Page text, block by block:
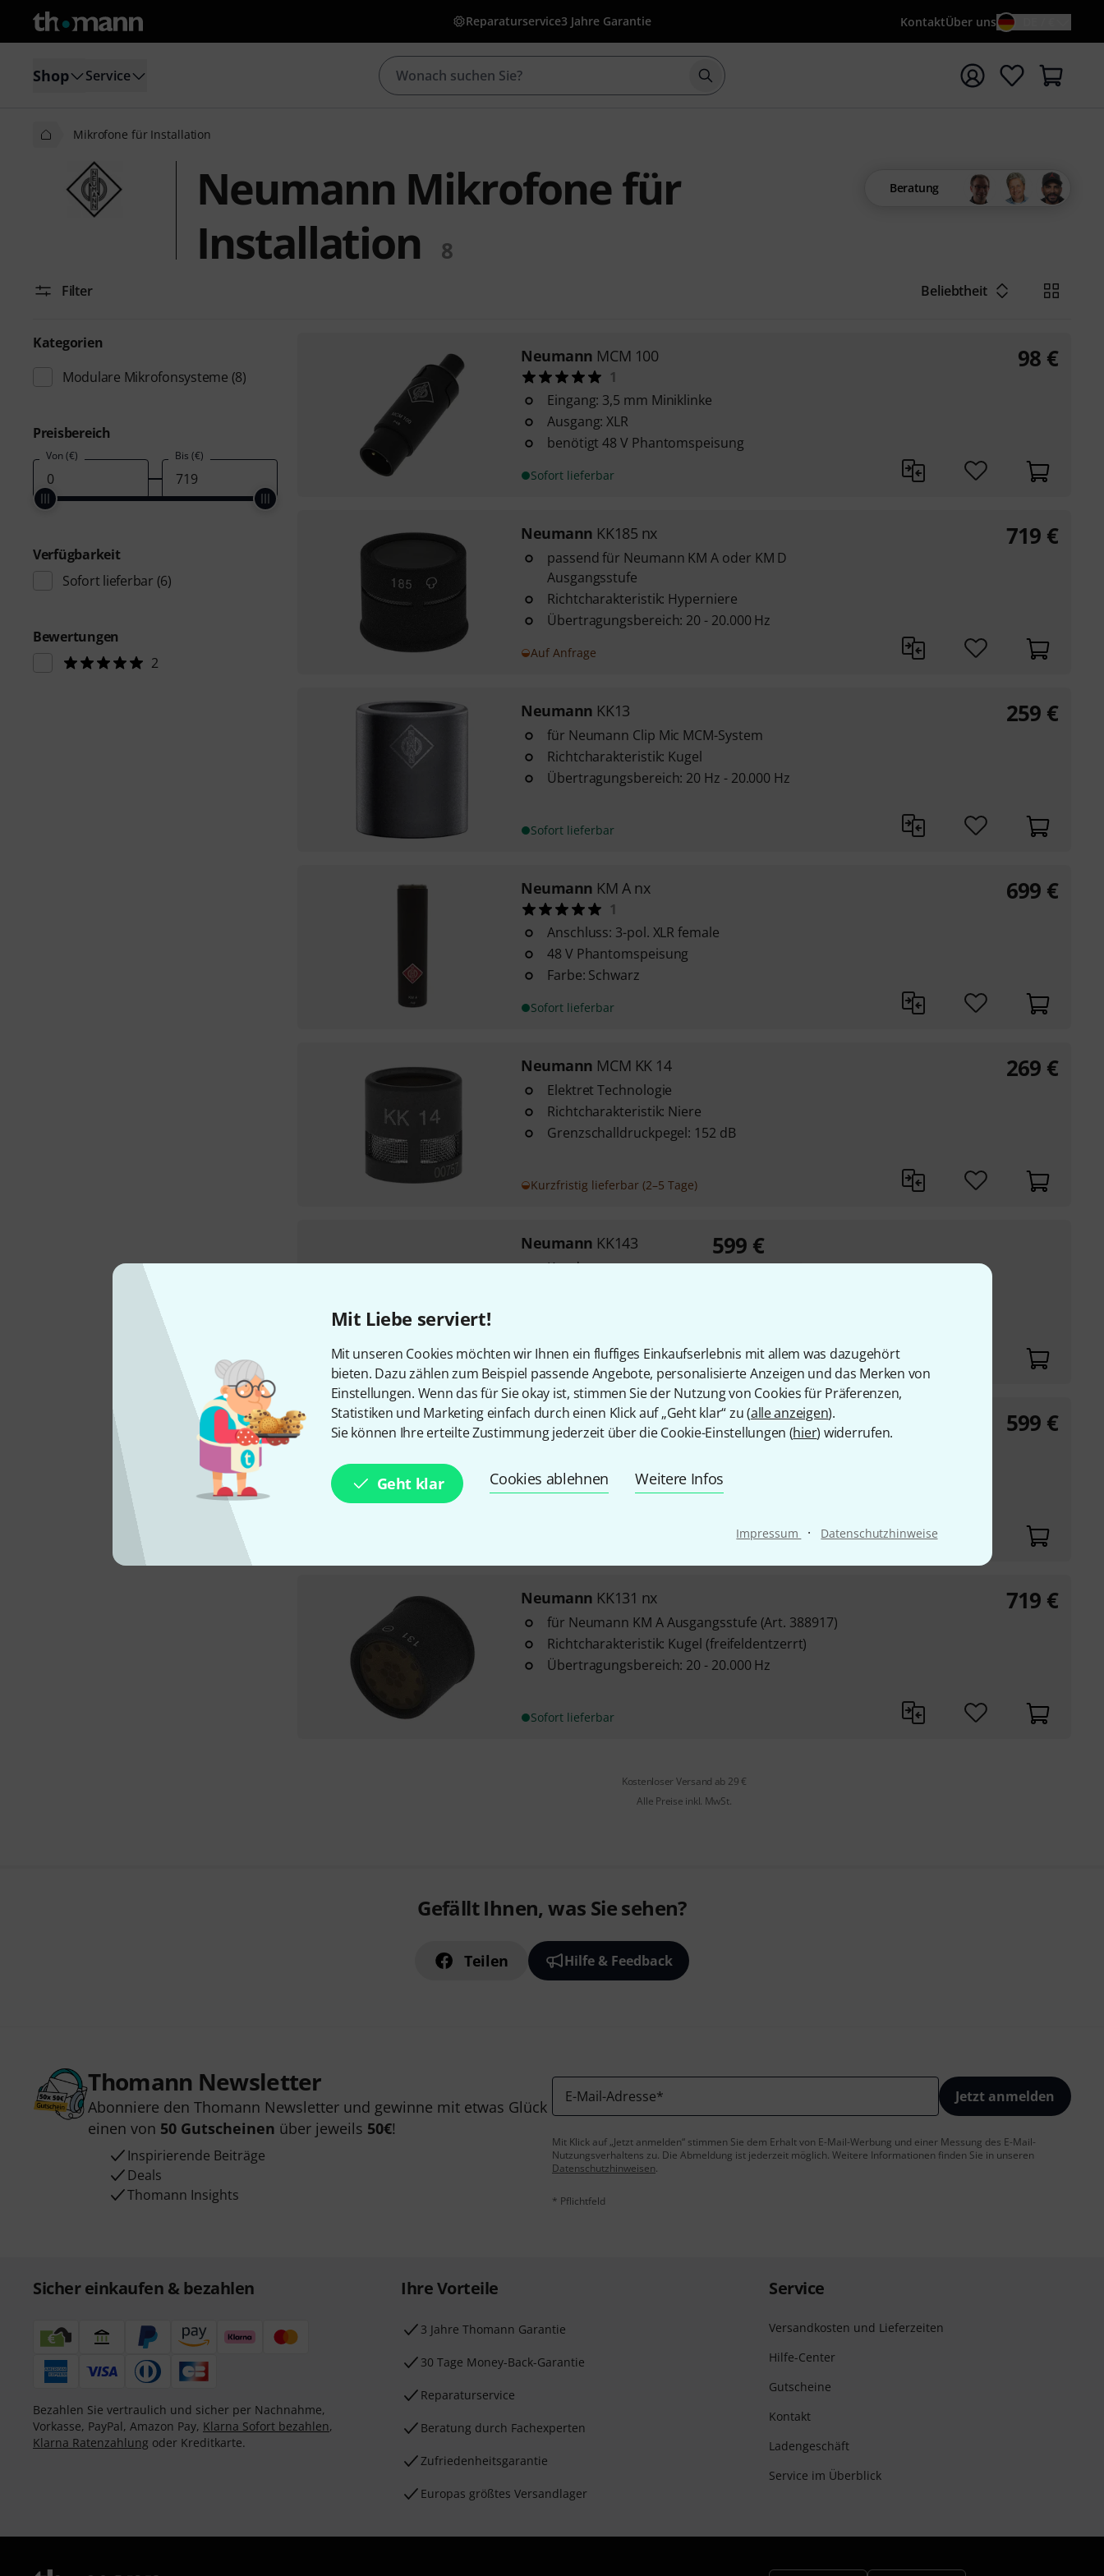
Mit Liebe serviert!
Mit unseren Cookies möchten wir Ihnen ein fluffiges Einkaufserlebnis mit allem was dazugehört
bieten. Dazu zählen zum Beispiel passende Angebote, personalisierte Anzeigen und das Merken von
Einstellungen. Wenn das für Sie okay ist, stimmen Sie der Nutzung von Cookies für Präferenzen,
Statistiken und Marketing einfach durch einen Klick auf „Geht klar“ zu (alle anzeigen).
Sie können Ihre erteilte Zustimmung jederzeit über die Cookie-Einstellungen (hier) widerrufen.
Geht klar Cookies ablehnen Weitere Infos
Impressum · Datenschutzhinweise
Reparaturservice3 Jahre Garantie KontaktÜber uns
Shop Service Suche mit Suchwort {searchTerm} starten
Mikrofone für Installation
Neumann Mikrofone für
Installation
8
Beratung
Filter Beliebtheit
Kategorien
Modulare Mikrofonsysteme (8)
Preisbereich
Von (€) Bis (€)
Verfügbarkeit
Sofort lieferbar (6)
Bewertungen
2
Neumann MCM 100
1
Eingang: 3,5 mm Miniklinke
Ausgang: XLR
benötigt 48 V Phantomspeisung
Sofort lieferbar
98 €
Neumann KK185 nx
passend für Neumann KM A oder KM D
Ausgangsstufe
Richtcharakteristik: Hyperniere
Übertragungsbereich: 20 - 20.000 Hz
Auf Anfrage
719 €
Neumann KK13
für Neumann Clip Mic MCM-System
Richtcharakteristik: Kugel
Übertragungsbereich: 20 Hz - 20.000 Hz
Sofort lieferbar
259 €
Neumann KM A nx
1
Anschluss: 3-pol. XLR female
48 V Phantomspeisung
Farbe: Schwarz
Sofort lieferbar
699 €
Neumann MCM KK 14
Elektret Technologie
Richtcharakteristik: Niere
Grenzschalldruckpegel: 152 dB
Kurzfristig lieferbar (2–5 Tage)
269 €
Neumann KK143
Kondensator
Sofort lieferbar
599 €
NeumannKK184 nx
passend für Neumann KM A oder KM D
Richtcharakteristik: Niere
599 €
Neumann KK131 nx
für Neumann KM A Ausgangsstufe (Art. 388917)
Richtcharakteristik: Kugel (freifeldentzerrt)
Übertragungsbereich: 20 - 20.000 Hz
Sofort lieferbar
719 €
Kostenloser Versand ab 29 €
Alle Preise inkl. MwSt.
Gefällt Ihnen, was Sie sehen?
Teilen Hilfe & Feedback
Thomann Newsletter
Abonniere den Thomann Newsletter und gewinne mit etwas Glück
einen von 50 Gutscheinen über jeweils 50€!
Inspirierende Beiträge
Deals
Thomann Insights
E-Mail-Adresse* Jetzt anmelden
Mit Klick auf „Jetzt anmelden“ stimmen Sie dem Erhalt von E-Mail-Werbung und einer Messung des E-Mail-
Nutzungsverhaltens zu. Die Abmeldung ist jederzeit möglich. Weitere Informationen finden Sie in unseren
Datenschutzhinweisen.
* Pflichtfeld
Sicher einkaufen & bezahlen
Bezahlen Sie vertraulich und sicher per Nachnahme,
Vorkasse, PayPal, Amazon Pay, Klarna Sofort bezahlen,
Klarna Ratenzahlung oder Kreditkarte.
Ihre Vorteile
3 Jahre Thomann Garantie
30 Tage Money-Back-Garantie
Reparaturservice
Beratung durch Fachexperten
Zufriedenheitsgarantie
Europas größtes Versandlager
Service
Versandkosten und Lieferzeiten
Hilfe-Center
Gutscheine
Kontakt
Ladengeschäft
Service im Überblick